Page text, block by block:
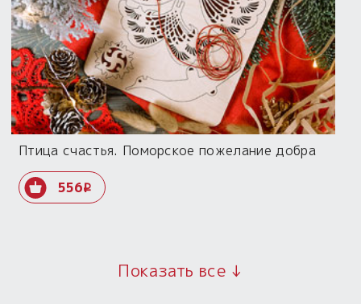
Птица счастья. Поморское пожелание добра
556i
Показать все ↓